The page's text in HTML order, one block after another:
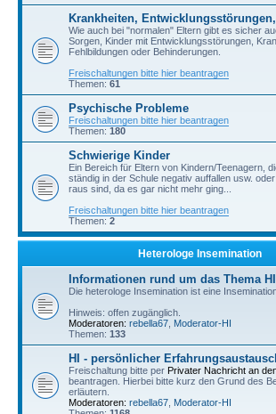
Krankheiten,
Wie auch bei "normalen" Eltern gibt es sicher
Sorgen, Kinder mit Entwicklungsstörungen,
Fehlbildungen oder Behinderungen.
Freischaltungen bitte hier beantragen
Themen: 61
Psychische Probleme
Freischaltungen bitte hier beantragen
Themen: 180
Schwierige Kinder
Ein Bereich für Eltern von Kindern/Teenagern,
ständig in der Schule negativ auffallen usw.
raus sind, da es gar nicht mehr ging...
Freischaltungen bitte hier beantragen
Themen: 2
Heterologe Insemination
Informationen rund um das Thema HI
Die heterologe Insemination ist eine
Hinweis: offen zugänglich.
Moderatoren: rebella67 Moderator-HI
Themen: 133
HI - persönlicher
Freischaltung bitte per Privater Nachricht an
beantragen. Hierbei bitte kurz den Grund des
erläutern.
Moderatoren: rebella67 Moderator-HI